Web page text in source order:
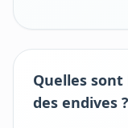
Quelles
des endives